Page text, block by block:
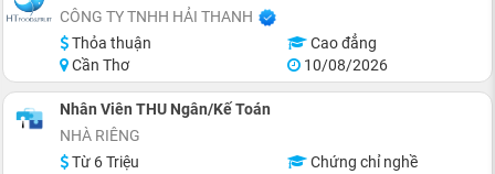
CÔNG TY TNHH HẢI THANH
Thỏa thuận
Cao đẳng
Cần Thơ
10/08/2026
Nhân Viên THU Ngân/Kế Toán
NHÀ RIÊNG
Từ 6 Triệu
Chứng chỉ nghề